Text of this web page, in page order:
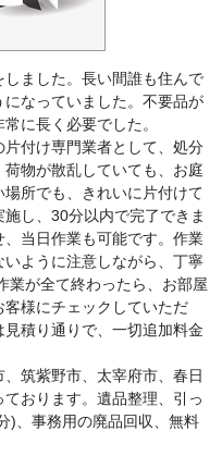
ました。長い間誰も住んで
なっていました。不要品が
に長く必要でした。
片付け専門業者として、処分
物が散乱していても、お庭
所でも、きれいに片付けて
し、30分以内で完了できま
当日作業も可能です。作業
ように注意しながら、丁寧
業が全て終わったら、お部屋
様にチェックしていただ
積り通りで、一切追加料金
筑紫野市、太宰府市、春日
おります。遺品整理、引っ
)、事務用の廃品回収、無料